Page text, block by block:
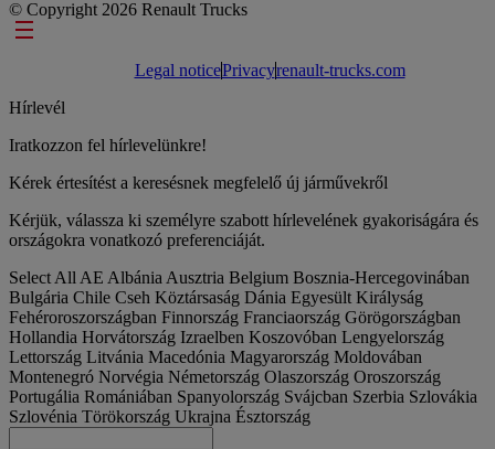
© Copyright 2026 Renault Trucks
Footer links
Legal noticePrivacyrenault-trucks.com
Hírlevél
Iratkozzon fel hírlevelünkre!
Kérek értesítést a keresésnek megfelelő új járművekről
Kérjük, válassza ki személyre szabott hírlevelének gyakoriságára és
országokra vonatkozó preferenciáját.
Select All AE Albánia Ausztria Belgium Bosznia-Hercegovinában
Bulgária Chile Cseh Köztársaság Dánia Egyesült Királyság
Fehéroroszországban Finnország Franciaország Görögországban
Hollandia Horvátország Izraelben Koszovóban Lengyelország
Lettország Litvánia Macedónia Magyarország Moldovában
Montenegró Norvégia Németország Olaszország Oroszország
Portugália Romániában Spanyolország Svájcban Szerbia Szlovákia
Szlovénia Törökország Ukrajna Észtország